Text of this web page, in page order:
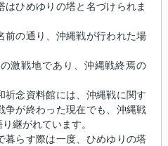
ひめゆりの塔と名づけられま
前の通り、沖縄戦が行われた場
激戦地であり、沖縄戦終焉の
祈念資料館には、沖縄戦に関す
争が終わった現在でも、沖縄戦
継がれています。
暮らす際は一度、ひめゆりの塔